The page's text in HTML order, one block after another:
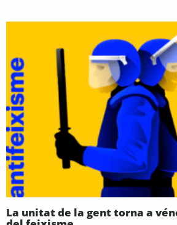
La unitat de la gent torna a